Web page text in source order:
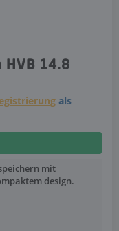
HVB 14.8
als
mit
design.